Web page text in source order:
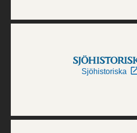
Sjöhistoriska